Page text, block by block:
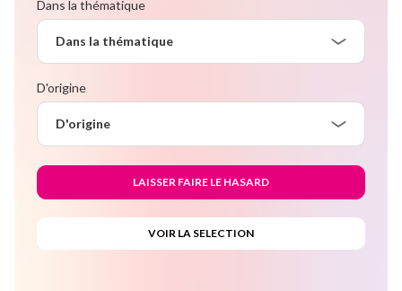
Dans la thématique
Dans la thématique
D'origine
D'origine